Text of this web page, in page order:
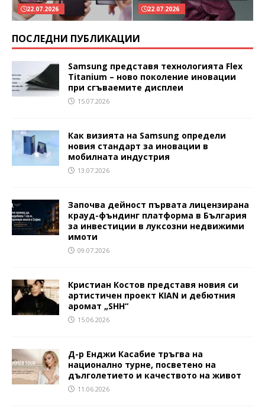
22.07.2026 22.07.2026
ПОСЛЕДНИ ПУБЛИКАЦИИ
Samsung представя технологията Flex
Titanium – ново поколение иновации
при сгъваемите дисплеи
15.07.2026
Как визията на Samsung определи
новия стандарт за иновации в
мобилната индустрия
13.07.2026
Започва дейност първата лицензирана
крауд-фъндинг платформа в България
за инвестиции в луксозни недвижими
имоти
09.07.2026
Кристиан Костов представя новия си
артистичен проект KIAN и дебютния
аромат „SHH“
15.06.2026
Д-р Енджи Касабие тръгва на
национално турне, посветено на
дълголетието и качеството на живот
11.06.2026